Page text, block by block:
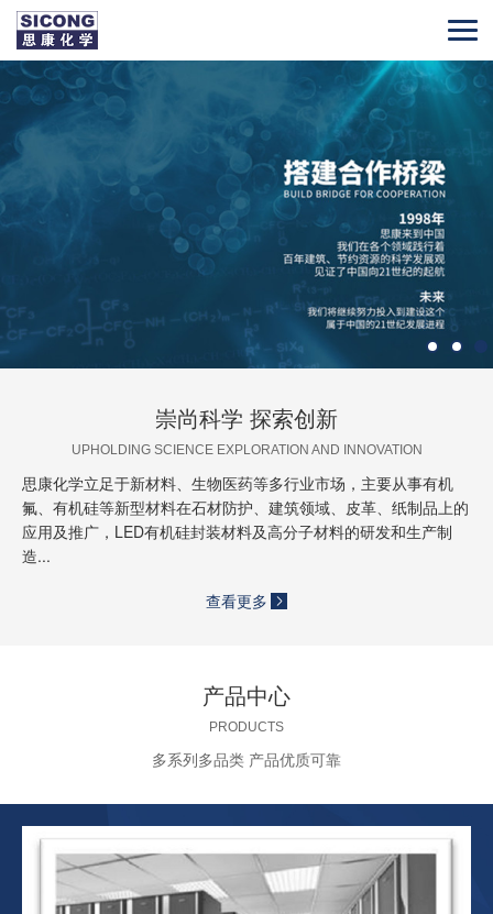
崇尚科学 探索创新
UPHOLDING SCIENCE EXPLORATION AND INNOVATION
思康化学立足于新材料、生物医药等多行业市场，主要从事有机
氟、有机硅等新型材料在石材防护、建筑领域、皮革、纸制品上的
应用及推广，LED有机硅封装材料及高分子材料的研发和生产制
造...
查看更多
产品中心
PRODUCTS
多系列多品类 产品优质可靠